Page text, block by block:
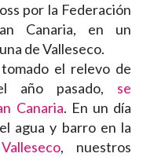
por la Federación
Canaria, en un
de Valleseco.
el relevo de
año pasado, se
Canaria. En un día
agua y barro en la
, nuestros